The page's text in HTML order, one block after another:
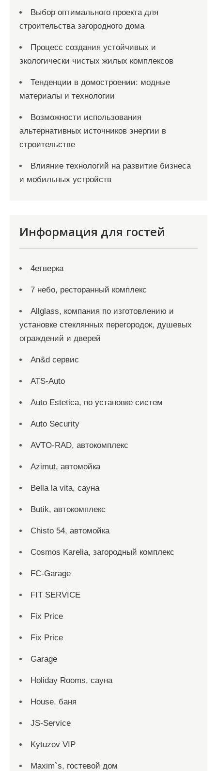
Выбор оптимального проекта для
строительства загородного дома
Процесс создания устойчивых и
экологически чистых жилых комплексов
Тенденции в домостроении: модные
материалы и технологии
Возможности использования
альтернативных источников энергии в
строительстве
Влияние технологий на развитие бизнеса
и мобильных устройств
Информация для гостей
4етверка
7 небо, ресторанный комплекс
Allglass, компания по изготовлению и
установке стеклянных перегородок, душевых
ограждений и дверей
An&d сервис
ATS-Auto
Auto Estetica, по установке систем
Auto Security
AVTO-RAD, автокомплекс
Azimut, автомойка
Bella la vita, сауна
Butik, автокомплекс
Chisto 54, автомойка
Cosmos Karelia, загородный комплекс
FC-Garage
FIT SERVICE
Fix Price
Fix Price
Garage
Holiday Rooms, сауна
House, баня
JS-Service
Kytuzov VIP
Maxim`s, гостевой дом